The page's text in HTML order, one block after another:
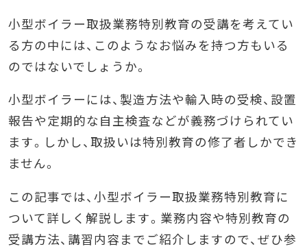
小型ボイラー取扱業務特別教育の受講を考えてい
る方の中には、このようなお悩みを持つ方もいる
のではないでしょうか。
小型ボイラーには、製造方法や輸入時の受検、設置
報告や定期的な自主検査などが義務づけられてい
ます。しかし、取扱いは特別教育の修了者しかでき
ません。
この記事では、小型ボイラー取扱業務特別教育に
ついて詳しく解説します。業務内容や特別教育の
受講方法、講習内容までご紹介しますので、ぜひ参